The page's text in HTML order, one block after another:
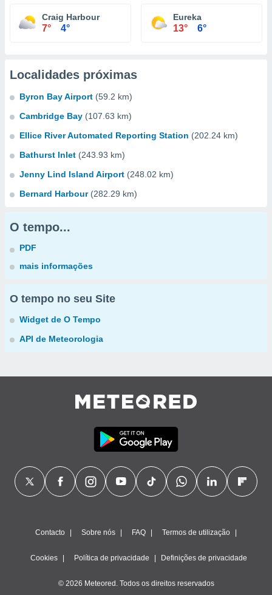
Craig Harbour
7° 4°
Eureka
13° 6°
Localidades próximas
Byron Bay Airport (59.2 km)
Cambridge Bay (107.63 km)
Ellice River Automated Reporting Station (202.24 km)
Bathurst Inlet (243.93 km)
Jenny Lind Island Airport (248.02 km)
Bernard Harbour (282.29 km)
O tempo...
PDF
mais informações
O tempo no seu Site
Widget de O Tempo
API de Meteorologia
Contacto Sobre nós FAQ Termos de utilização
Cookies Política de privacidade Definições de privacidade
© 2026 Meteored. Todos os direitos reservados